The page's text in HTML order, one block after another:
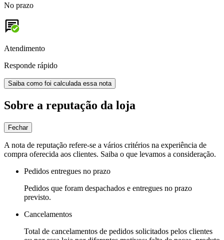
No prazo
Atendimento
Responde rápido
Saiba como foi calculada essa nota
Sobre a reputação da loja
Fechar
A nota de reputação refere-se a vários critérios na experiência de
compra oferecida aos clientes. Saiba o que levamos a consideração.
Pedidos entregues no prazo
Pedidos que foram despachados e entregues no prazo
previsto.
Cancelamentos
Total de cancelamentos de pedidos solicitados pelos clientes